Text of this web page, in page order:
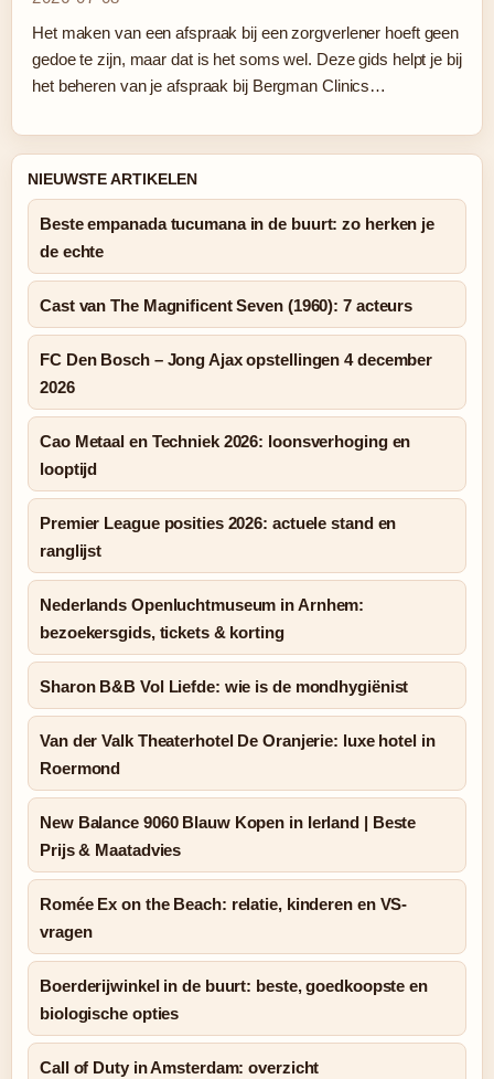
Het maken van een afspraak bij een zorgverlener hoeft geen
gedoe te zijn, maar dat is het soms wel. Deze gids helpt je bij
het beheren van je afspraak bij Bergman Clinics…
NIEUWSTE ARTIKELEN
Beste empanada tucumana in de buurt: zo herken je
de echte
Cast van The Magnificent Seven (1960): 7 acteurs
FC Den Bosch – Jong Ajax opstellingen 4 december
2026
Cao Metaal en Techniek 2026: loonsverhoging en
looptijd
Premier League posities 2026: actuele stand en
ranglijst
Nederlands Openluchtmuseum in Arnhem:
bezoekersgids, tickets & korting
Sharon B&B Vol Liefde: wie is de mondhygiënist
Van der Valk Theaterhotel De Oranjerie: luxe hotel in
Roermond
New Balance 9060 Blauw Kopen in Ierland | Beste
Prijs & Maatadvies
Romée Ex on the Beach: relatie, kinderen en VS-
vragen
Boerderijwinkel in de buurt: beste, goedkoopste en
biologische opties
Call of Duty in Amsterdam: overzicht